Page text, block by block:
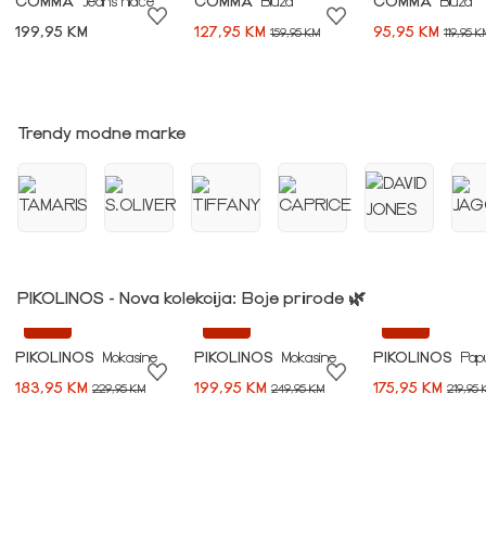
199,95 KM
127,95 KM 159,95 KM
95,95 KM 119,95
Trendy modne marke
PIKOLINOS - Nova kolekcija: Boje prirode 🌿
PIKOLINOS
Mokasine
183,95 KM 229,95 KM
PIKOLINOS
Mokasine
199,95 KM 249,95 KM
PIKOLINOS
175,95 KM 219,95